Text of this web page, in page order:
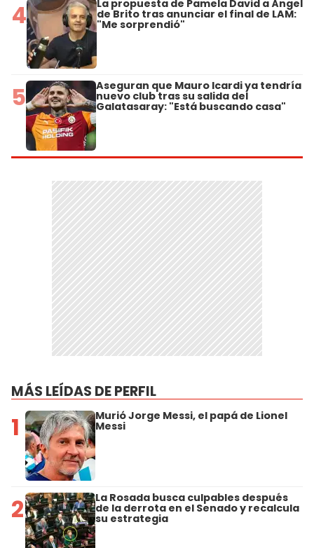
4 La propuesta de Pamela David a Ángel
de Brito tras anunciar el final de LAM:
"Me sorprendió"
5 Aseguran que Mauro Icardi ya tendría
nuevo club tras su salida del
Galatasaray: "Está buscando casa"
MÁS LEÍDAS DE PERFIL
1 Murió Jorge Messi, el papá de Lionel
Messi
2 La Rosada busca culpables después
de la derrota en el Senado y recalcula
su estrategia